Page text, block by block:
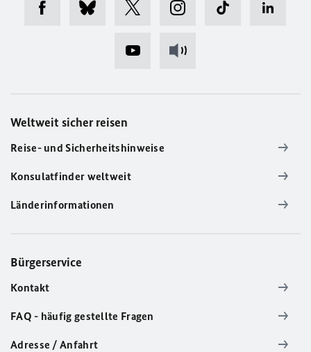
Weltweit sicher reisen
Reise- und Sicherheitshinweise
Konsulatfinder weltweit
Länderinformationen
Bürgerservice
Kontakt
FAQ - häufig gestellte Fragen
Adresse / Anfahrt